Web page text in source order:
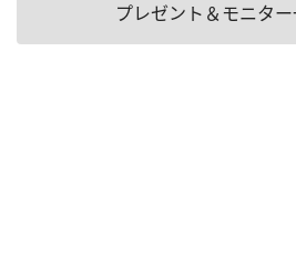
プレゼント＆モニタ